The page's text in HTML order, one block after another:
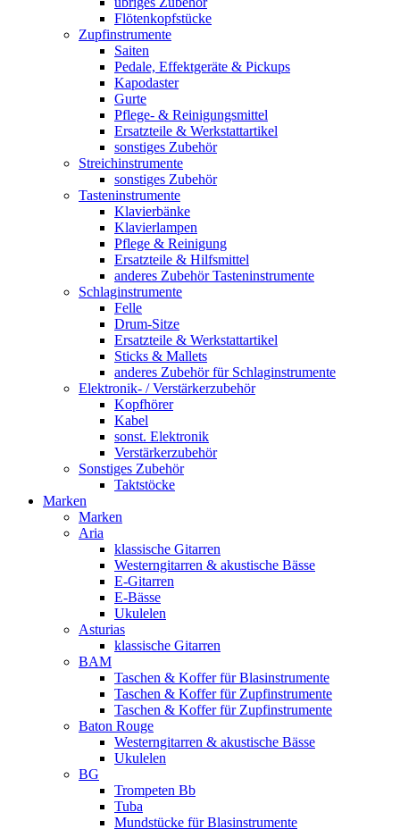
Flötenkopfstücke
Zupfinstrumente
Saiten
Pedale, Effektgeräte & Pickups
Kapodaster
Gurte
Pflege- & Reinigungsmittel
Ersatzteile & Werkstattartikel
sonstiges Zubehör
Streichinstrumente
sonstiges Zubehör
Tasteninstrumente
Klavierbänke
Klavierlampen
Pflege & Reinigung
Ersatzteile & Hilfsmittel
anderes Zubehör Tasteninstrumente
Schlaginstrumente
Felle
Drum-Sitze
Ersatzteile & Werkstattartikel
Sticks & Mallets
anderes Zubehör für Schlaginstrumente
Elektronik- / Verstärkerzubehör
Kopfhörer
Kabel
sonst. Elektronik
Verstärkerzubehör
Sonstiges Zubehör
Taktstöcke
Marken
Marken
Aria
klassische Gitarren
Westerngitarren & akustische Bässe
E-Gitarren
E-Bässe
Ukulelen
Asturias
klassische Gitarren
BAM
Taschen & Koffer für Blasinstrumente
Taschen & Koffer für Zupfinstrumente
Taschen & Koffer für Zupfinstrumente
Baton Rouge
Westerngitarren & akustische Bässe
Ukulelen
BG
Trompeten Bb
Tuba
Mundstücke für Blasinstrumente